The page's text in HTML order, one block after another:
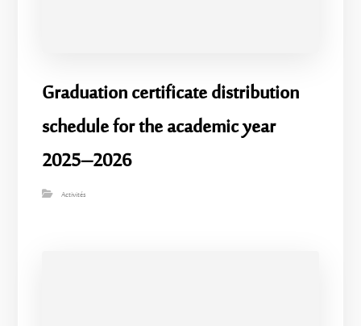
Graduation certificate distribution
schedule for the academic year
2025–2026
Activités